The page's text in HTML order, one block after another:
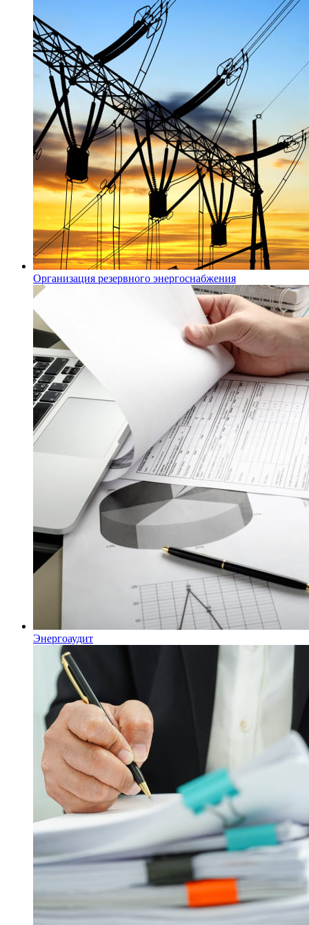
Организация резервного энергоснабжения
Энергоаудит